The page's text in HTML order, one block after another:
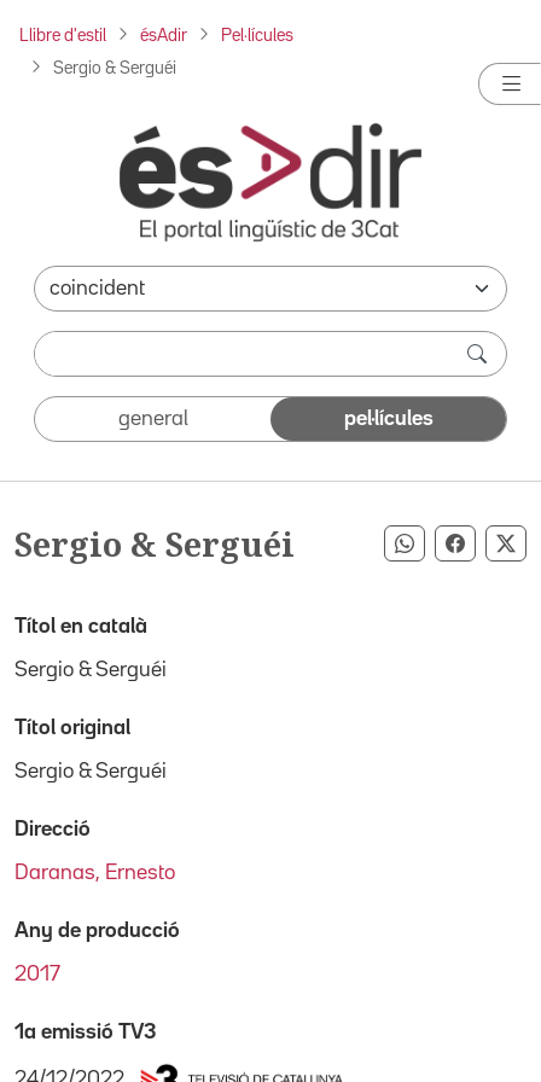
Llibre d'estil ésAdir Pel·lícules
Sergio & Serguéi
general pel·lícules
Sergio & Serguéi Compartir
Títol en català
Sergio & Serguéi
Títol original
Sergio & Serguéi
Direcció
Daranas, Ernesto
Any de producció
2017
1a emissió TV3